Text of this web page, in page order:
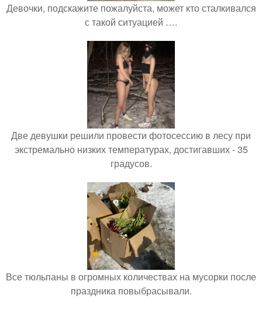
Девочки, подскажите пожалуйста, может кто сталкивался
с такой ситуацией ….
Две девушки решили провести фотосессию в лесу при
экстремально низких температурах, достигавших - 35
градусов.
Все тюльпаны в огромных количествах на мусорки после
праздника повыбрасывали.